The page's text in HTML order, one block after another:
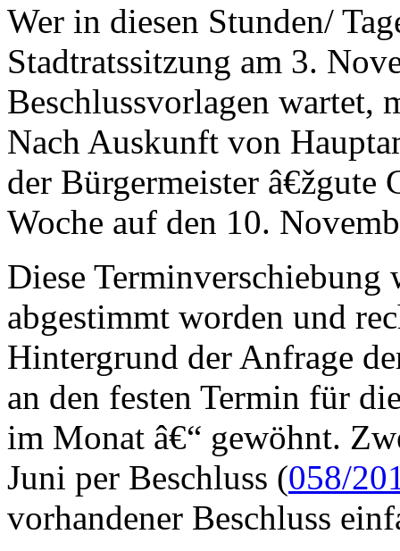
Wer in diesen Stunden/
Stadtratssitzung am 3.
Beschlussvorlagen wartet,
Nach Auskunft von
der Bürgermeister â€žgute
Woche auf den 10.
Diese Terminverschiebung
abgestimmt worden und
Hintergrund der Anfrage
an den festen Termin für
im Monat â€“ gewöhnt.
Juni per Beschluss (058/
vorhandener Beschluss